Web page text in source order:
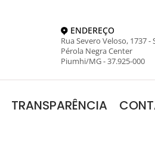
ENDEREÇO
Rua Severo Veloso, 1737 -
Pérola Negra Center
Piumhi/MG - 37.925-000
TRANSPARÊNCIA